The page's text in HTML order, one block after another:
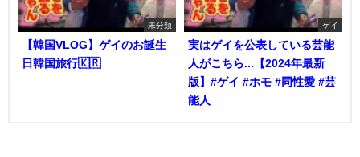
未分類
【韓国VLOG】ゲイのお誕生
日韓国旅行🇰🇷
ゲイ
実はゲイを公表している芸能
人がこちら...【2024年最新
版】#ゲイ #ホモ #同性愛 #芸
能人